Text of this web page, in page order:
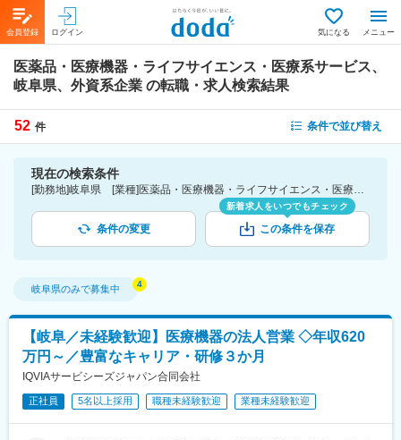
会員登録 ログイン 気になる メニュー
医薬品・医療機器・ライフサイエンス・医療系サービス、
岐阜県、外資系企業 の転職・求人検索結果
52 件 条件で並び替え
現在の検索条件
[勤務地]岐阜県 [業種]医薬品・医療機器・ライフサイエンス・医療系サービス [詳細条件](会社・職場の環境)外資系企業
条件の変更
新着求人をいつでもチェック
この条件を保存
岐阜県のみで募集中
【岐阜／未経験歓迎】医療機器の法人営業 ◇年収620
万円～／豊富なキャリア・研修３か月
IQVIAサービシーズジャパン合同会社
正社員 5名以上採用 職種未経験歓迎 業種未経験歓迎